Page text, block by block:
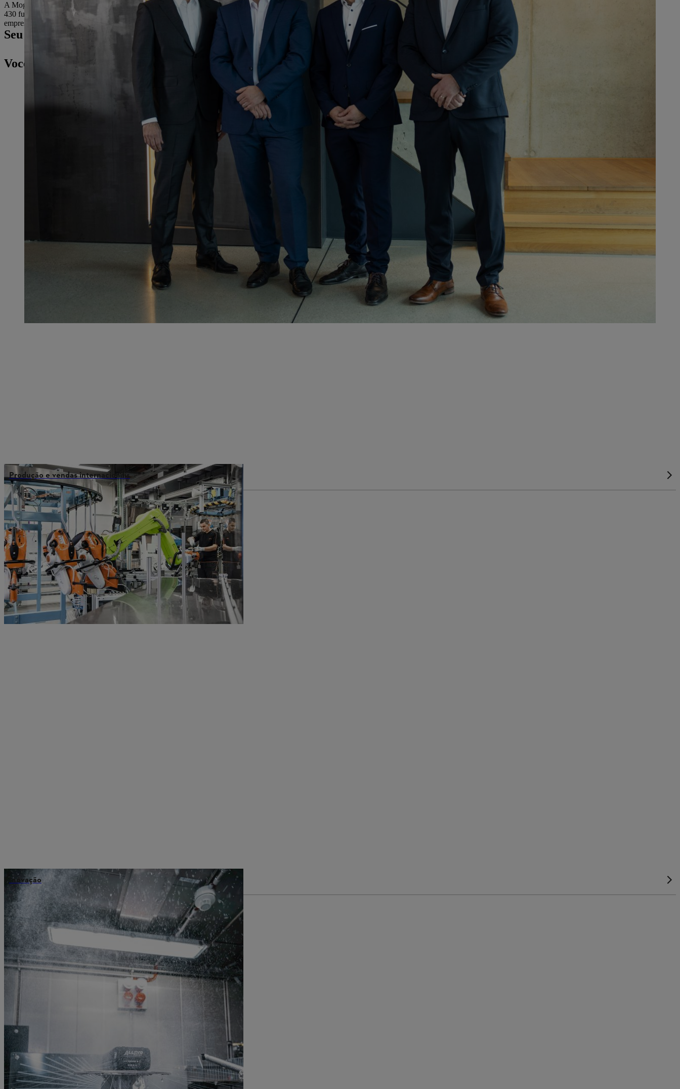
A Mogatec GmbH é especialista em tecnologia de jardinagem moderna e foi fundada em 1992. Tendo começado com 15 funcionários, a empresa, que hoje conta com cerca de
430 funcionários, produz componentes para a produção sistemas de acionamento, acoplamento e corte, assim como equipamentos de jardinagem elétricos e bateria, na sede da
empresa em Drebach, na Saxônia. Em 2021, a Mogatec atingiu um faturamento de cerca de 100 milhões de euros.
Seu contato de imprensa
Você também pode se interessar
Produção e vendas internacionais
Inovação